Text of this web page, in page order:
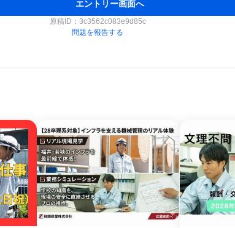
エントリー画面へ
原稿ID： 3c3562c083e9d85c
問題を報告する